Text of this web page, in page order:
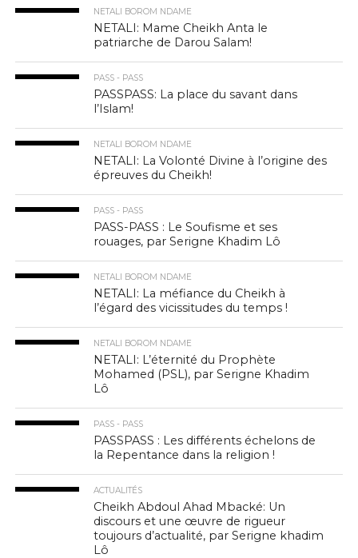
NETALI BOROM NDAME
NETALI: Mame Cheikh Anta le
patriarche de Darou Salam!
PASS - PASS
PASSPASS: La place du savant dans
l’Islam!
NETALI BOROM NDAME
NETALI: La Volonté Divine à l’origine des
épreuves du Cheikh!
PASS - PASS
PASS-PASS : Le Soufisme et ses
rouages, par Serigne Khadim Lô
NETALI BOROM NDAME
NETALI: La méfiance du Cheikh à
l’égard des vicissitudes du temps !
NETALI BOROM NDAME
NETALI: L’éternité du Prophète
Mohamed (PSL), par Serigne Khadim
Lô
PASS - PASS
PASSPASS : Les différents échelons de
la Repentance dans la religion !
ACTUALITÉS
Cheikh Abdoul Ahad Mbacké: Un
discours et une œuvre de rigueur
toujours d’actualité, par Serigne khadim
Lô